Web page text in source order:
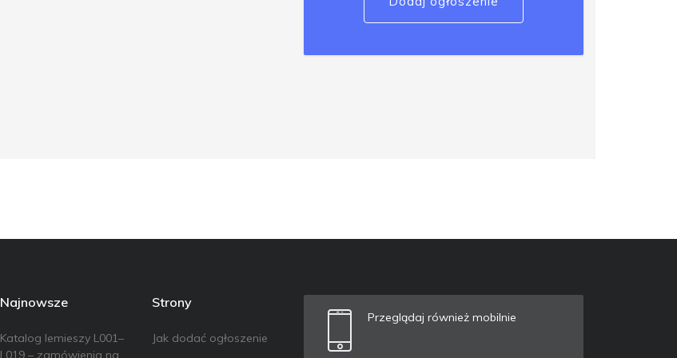
Najnowsze
Katalog lemieszy L001–
Strony
Jak dodać ogłoszenie
Przeglądaj również mobilnie